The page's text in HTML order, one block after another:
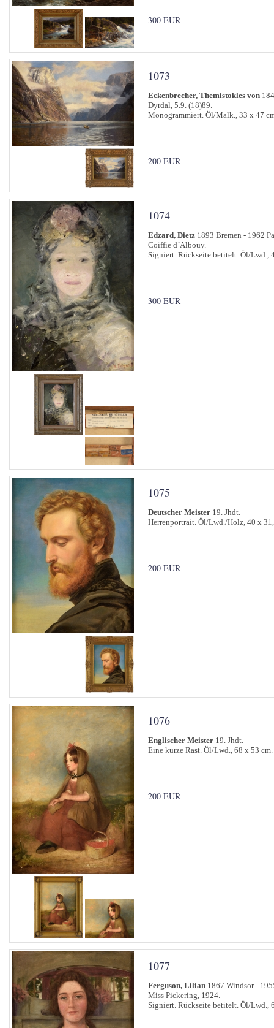
300 EUR
1073
Eckenbrecher, Themistokles von
Dyrdal, 5.9. (18)89.
Monogrammiert. Öl/Malk., 33 x 47
200 EUR
1074
Edzard, Dietz 1893 Bremen - 1962
Coiffie d´Albouy.
Signiert. Rückseite betitelt. Öl/Lwd.,
300 EUR
1075
Deutscher Meister 19. Jhdt.
Herrenportrait. Öl/Lwd./Holz, 40 x
200 EUR
1076
Englischer Meister 19. Jhdt.
Eine kurze Rast. Öl/Lwd., 68 x 53 cm.
200 EUR
1077
Ferguson, Lilian 1867 Windsor -
Miss Pickering, 1924.
Signiert. Rückseite betitelt. Öl/Lwd.,